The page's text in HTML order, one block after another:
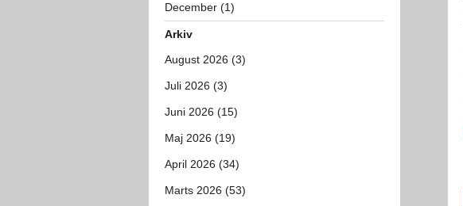
December (1)
Arkiv
August 2026 (3)
Juli 2026 (3)
Juni 2026 (15)
Maj 2026 (19)
April 2026 (34)
Marts 2026 (53)